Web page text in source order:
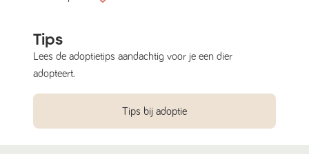
Tips
Lees de adoptietips aandachtig voor je een dier
adopteert.
Tips bij adoptie